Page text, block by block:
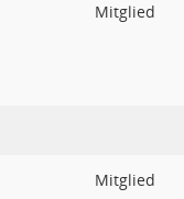
Mitglied
Mitglied